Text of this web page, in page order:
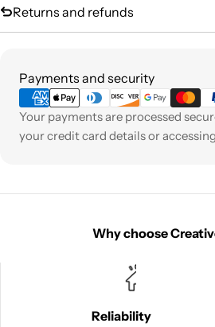
Returns and refunds
Payments and security
Payment
methods
Your payments are processed
your credit card details or
Why choose
Reliability